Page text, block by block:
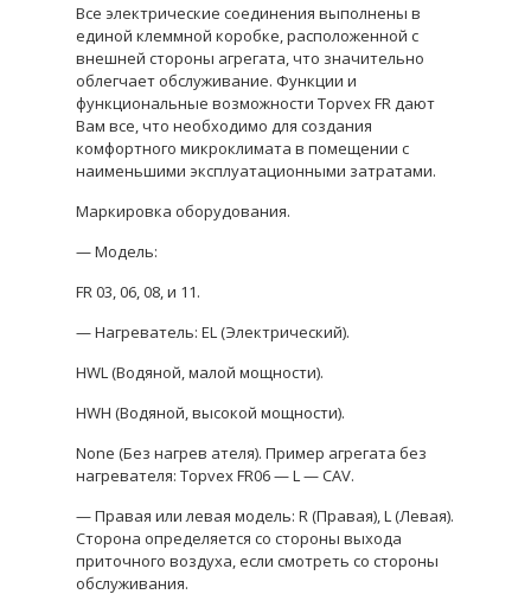
Все электрические соединения выполнены в
единой клеммной коробке, расположенной с
внешней стороны агрегата, что значительно
облегчает обслуживание. Функции и
функциональные возможности Topvex FR дают
Вам все, что необходимо для создания
комфортного микроклимата в помещении с
наименьшими эксплуатационными затратами.
Маркировка оборудования.
— Модель:
FR 03, 06, 08, и 11.
— Нагреватель: EL (Электрический).
HWL (Водяной, малой мощности).
HWH (Водяной, высокой мощности).
None (Без нагрев ателя). Пример агрегата без
нагревателя: Topvex FR06 — L — CAV.
— Правая или левая модель: R (Правая), L (Левая).
Сторона определяется со стороны выхода
приточного воздуха, если смотреть со стороны
обслуживания.